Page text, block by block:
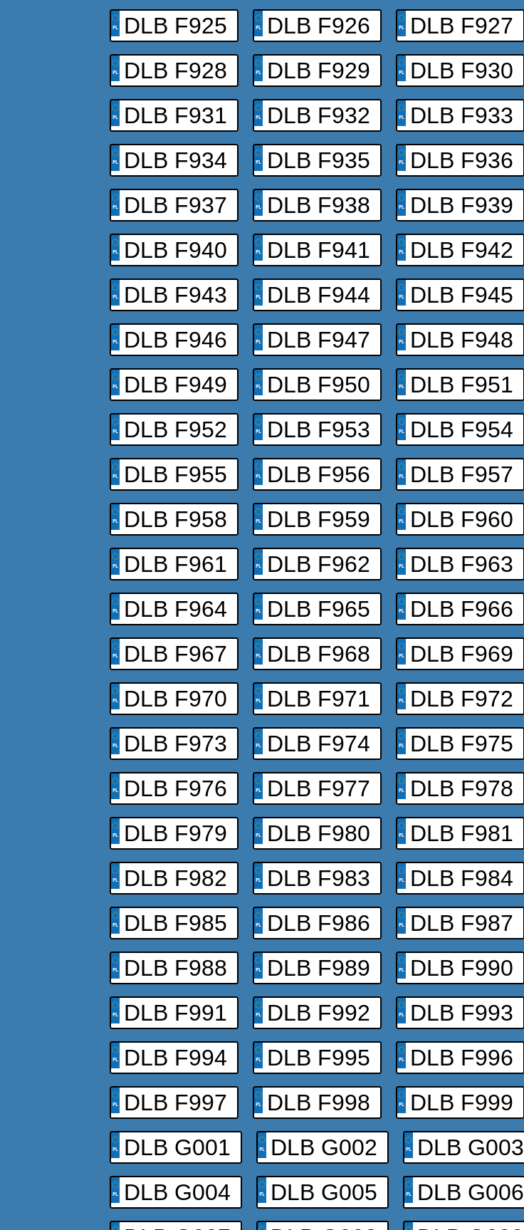
DLB F925
DLB F926
DLB F927
DLB F928
DLB F929
DLB F930
DLB F931
DLB F932
DLB F933
DLB F934
DLB F935
DLB F936
DLB F937
DLB F938
DLB F939
DLB F940
DLB F941
DLB F942
DLB F943
DLB F944
DLB F945
DLB F946
DLB F947
DLB F948
DLB F949
DLB F950
DLB F951
DLB F952
DLB F953
DLB F954
DLB F955
DLB F956
DLB F957
DLB F958
DLB F959
DLB F960
DLB F961
DLB F962
DLB F963
DLB F964
DLB F965
DLB F966
DLB F967
DLB F968
DLB F969
DLB F970
DLB F971
DLB F972
DLB F973
DLB F974
DLB F975
DLB F976
DLB F977
DLB F978
DLB F979
DLB F980
DLB F981
DLB F982
DLB F983
DLB F984
DLB F985
DLB F986
DLB F987
DLB F988
DLB F989
DLB F990
DLB F991
DLB F992
DLB F993
DLB F994
DLB F995
DLB F996
DLB F997
DLB F998
DLB F999
DLB G001
DLB G002
DLB G003
DLB G004
DLB G005
DLB G006